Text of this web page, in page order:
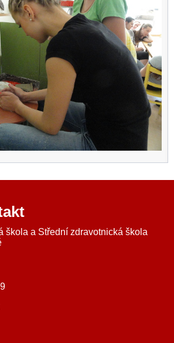
škola a Střední zdravotnická škola